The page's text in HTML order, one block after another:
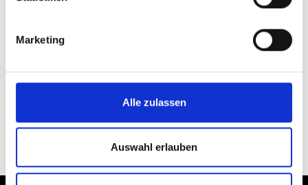
Marketing
Alle zulassen
Auswahl erlauben
SCHWEIZERISCHE BUNDESBAHNEN - SBB